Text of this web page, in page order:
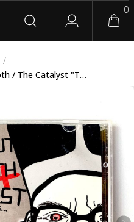
/
CD Mass Movement Of The Moth / The Catalyst "Two thousand and 666" (The Perpetual Motion Machine / Electric Human Project)